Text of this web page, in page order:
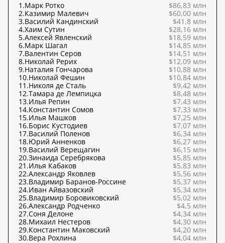
1.Марк Ротко
$86,83 млн
2.Казимир Малевич
$60,00 млн
3.Василий Кандинский
$41,8 млн
4.Хаим Сутин
$28,16 млн
5.Алексей Явленский
$18,59 млн
6.Марк Шагал
$14,85 млн
7.Валентин Серов
$14,51 млн
8.Николай Рерих
$12,09 млн
9.Наталия Гончарова
$10,88 млн
10.Николай Фешин
$10,84 млн
11.Николя де Сталь
$9,42 млн
12.Тамара де Лемпицка
$8,48 млн
13.Илья Репин
$7,43 млн
14.Константин Сомов
$7,33 млн
15.Илья Машков
$7,25 млн
16.Борис Кустодиев
$7,07 млн
17.Василий Поленов
$6,34 млн
18.Юрий Анненков
$6,27 млн
19.Василий Верещагин
$6,15 млн
20.Зинаида Серебрякова
$5,85 млн
21.Илья Кабаков
$5,83 млн
22.Александр Яковлев
$5,56 млн
23.Владимир Баранов-Россине
$5,37 млн
24.Иван Айвазовский
$5,34 млн
25.Владимир Боровиковский
$5,02 млн
26.Александр Родченко
$4,5 млн
27.Соня Делоне
$4,34 млн
28.Михаил Нестеров
$4,30 млн
29.Константин Маковский
$4,20 млн
30.Вера Рохлина $4,04 млн